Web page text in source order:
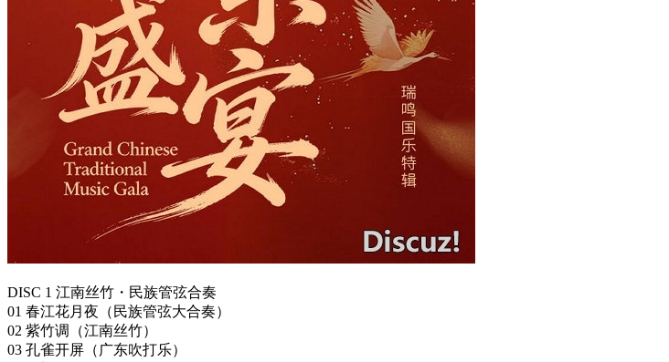
DISC 1 江南丝竹・民族管弦合奏
01 春江花月夜（民族管弦大合奏）
02 紫竹调（江南丝竹）
03 孔雀开屏（广东吹打乐）